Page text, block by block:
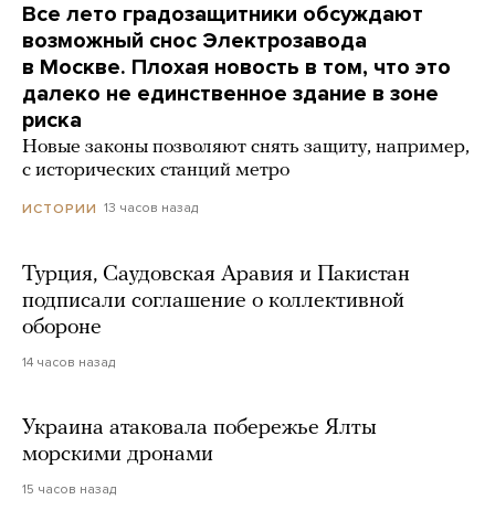
Все лето градозащитники обсуждают
возможный снос Электрозавода
в Москве. Плохая новость в том, что это
далеко не единственное здание в зоне
риска
Новые законы позволяют снять защиту, например,
с исторических станций метро
ИСТОРИИ 13 часов назад
Турция, Саудовская Аравия и Пакистан
подписали соглашение о коллективной
обороне
14 часов назад
Украина атаковала побережье Ялты
морскими дронами
15 часов назад